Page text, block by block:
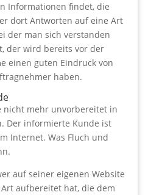
Informationen findet, die
dort Antworten auf eine Art
der man sich verstanden
der wird bereits vor der
einen guten Eindruck von
haben.
nicht mehr unvorbereitet in
Der informierte Kunde ist
Internet. Was Fluch und
auf seiner eigenen Website
aufbereitet hat, die dem